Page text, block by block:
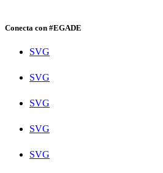
Conecta con #EGADE
SVG
SVG
SVG
SVG
SVG